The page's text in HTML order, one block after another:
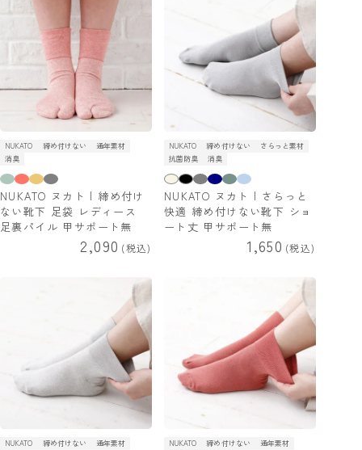
NUKATO 締め付けない
通年素材
消臭
NUKATO ヌカト | 締め付け
ない靴下 足袋 レディース
足裏パイル 甲サポート無
2,090 税込
NUKATO 締め付けない
さらっと素材
抗菌防臭
消臭
NUKATO ヌカト | さらっと
快適 締め付けない靴下 ショ
ート丈 甲サポート無
1,650 税込
NUKATO 締め付けない
通年素材
NUKATO 締め付けない
通年素材